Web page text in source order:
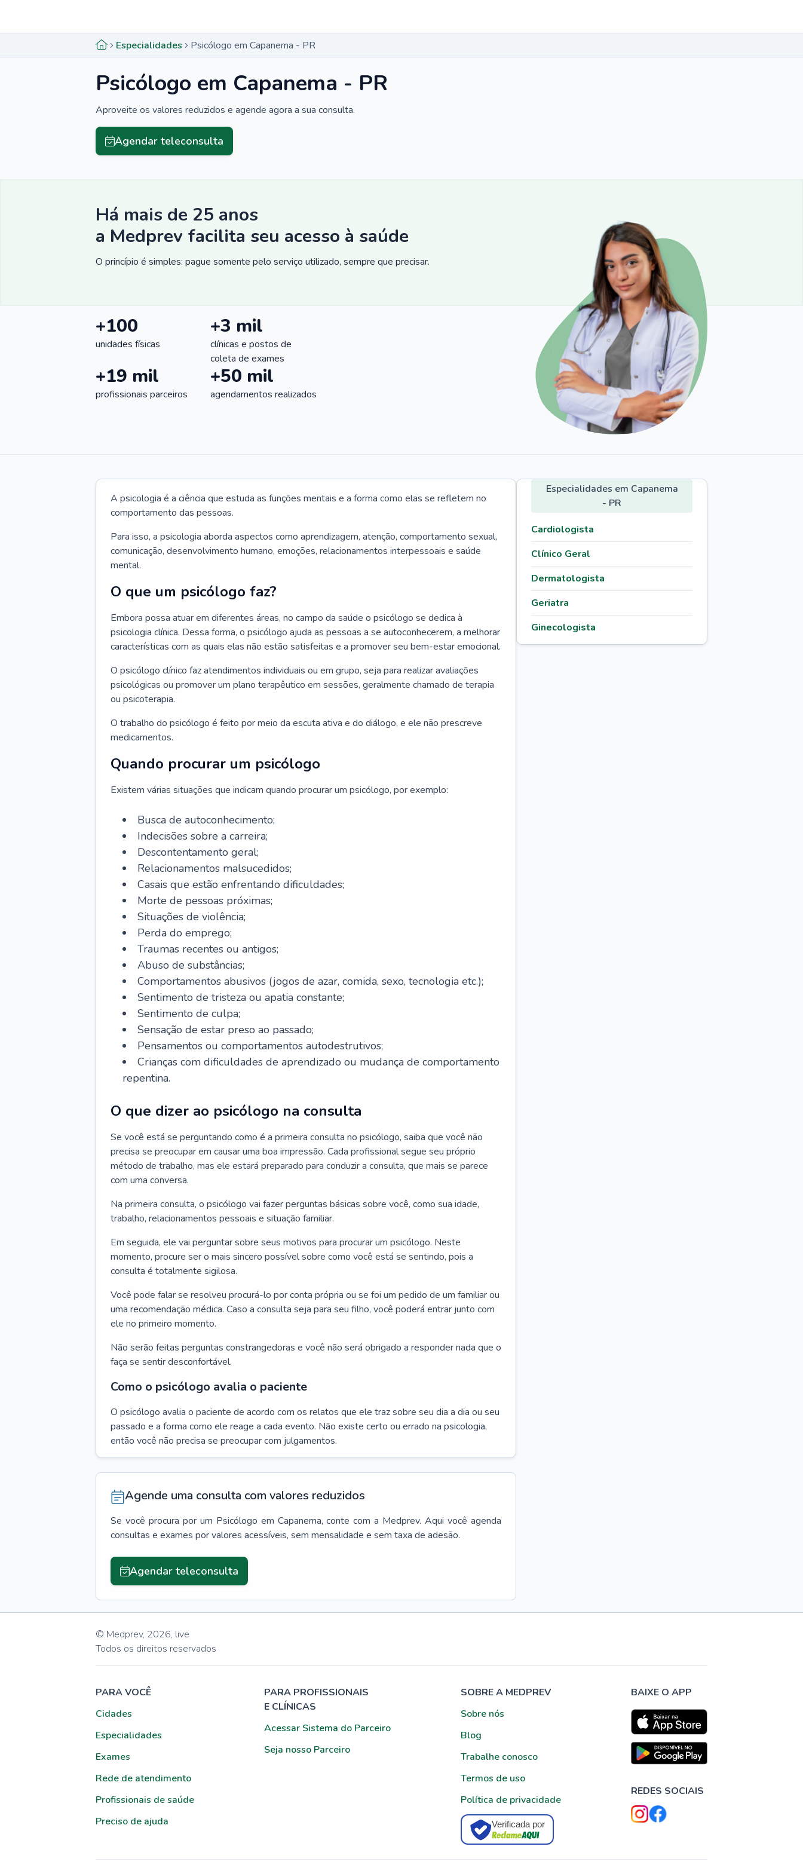
Especialidades Psicólogo em Capanema - PR
Psicólogo em Capanema - PR
Aproveite os valores reduzidos e agende agora a sua consulta.
Agendar teleconsulta
Há mais de 25 anos
a Medprev facilita seu acesso à saúde
O princípio é simples: pague somente pelo serviço utilizado, sempre que precisar.
+100
unidades físicas
+3 mil
clínicas e postos de
coleta de exames
+19 mil
profissionais parceiros
+50 mil
agendamentos realizados
A psicologia é a ciência que estuda as funções mentais e a forma como elas se refletem no
comportamento das pessoas.
Para isso, a psicologia aborda aspectos como aprendizagem, atenção, comportamento sexual,
comunicação, desenvolvimento humano, emoções, relacionamentos interpessoais e saúde
mental.
O que um psicólogo faz?
Embora possa atuar em diferentes áreas, no campo da saúde o psicólogo se dedica à
psicologia clínica. Dessa forma, o psicólogo ajuda as pessoas a se autoconhecerem, a melhorar
características com as quais elas não estão satisfeitas e a promover seu bem-estar emocional.
O psicólogo clínico faz atendimentos individuais ou em grupo, seja para realizar avaliações
psicológicas ou promover um plano terapêutico em sessões, geralmente chamado de terapia
ou psicoterapia.
O trabalho do psicólogo é feito por meio da escuta ativa e do diálogo, e ele não prescreve
medicamentos.
Quando procurar um psicólogo
Existem várias situações que indicam quando procurar um psicólogo, por exemplo:
Busca de autoconhecimento;
Indecisões sobre a carreira;
Descontentamento geral;
Relacionamentos malsucedidos;
Casais que estão enfrentando dificuldades;
Morte de pessoas próximas;
Situações de violência;
Perda do emprego;
Traumas recentes ou antigos;
Abuso de substâncias;
Comportamentos abusivos (jogos de azar, comida, sexo, tecnologia etc.);
Sentimento de tristeza ou apatia constante;
Sentimento de culpa;
Sensação de estar preso ao passado;
Pensamentos ou comportamentos autodestrutivos;
Crianças com dificuldades de aprendizado ou mudança de comportamento
repentina.
O que dizer ao psicólogo na consulta
Se você está se perguntando como é a primeira consulta no psicólogo, saiba que você não
precisa se preocupar em causar uma boa impressão. Cada profissional segue seu próprio
método de trabalho, mas ele estará preparado para conduzir a consulta, que mais se parece
com uma conversa.
Na primeira consulta, o psicólogo vai fazer perguntas básicas sobre você, como sua idade,
trabalho, relacionamentos pessoais e situação familiar.
Em seguida, ele vai perguntar sobre seus motivos para procurar um psicólogo. Neste
momento, procure ser o mais sincero possível sobre como você está se sentindo, pois a
consulta é totalmente sigilosa.
Você pode falar se resolveu procurá-lo por conta própria ou se foi um pedido de um familiar ou
uma recomendação médica. Caso a consulta seja para seu filho, você poderá entrar junto com
ele no primeiro momento.
Não serão feitas perguntas constrangedoras e você não será obrigado a responder nada que o
faça se sentir desconfortável.
Como o psicólogo avalia o paciente
O psicólogo avalia o paciente de acordo com os relatos que ele traz sobre seu dia a dia ou seu
passado e a forma como ele reage a cada evento. Não existe certo ou errado na psicologia,
então você não precisa se preocupar com julgamentos.
Agende uma consulta com valores reduzidos
Se você procura por um Psicólogo em Capanema, conte com a Medprev. Aqui você agenda
consultas e exames por valores acessíveis, sem mensalidade e sem taxa de adesão.
Agendar teleconsulta
Especialidades em Capanema
- PR
Cardiologista
Clínico Geral
Dermatologista
Geriatra
Ginecologista
© Medprev, 2026, live
Todos os direitos reservados
PARA VOCÊ
Cidades
Especialidades
Exames
Rede de atendimento
Profissionais de saúde
Preciso de ajuda
PARA PROFISSIONAIS
E CLÍNICAS
Acessar Sistema do Parceiro
Seja nosso Parceiro
SOBRE A MEDPREV
Sobre nós
Blog
Trabalhe conosco
Termos de uso
Política de privacidade
Verificada por
BAIXE O APP
REDES SOCIAIS